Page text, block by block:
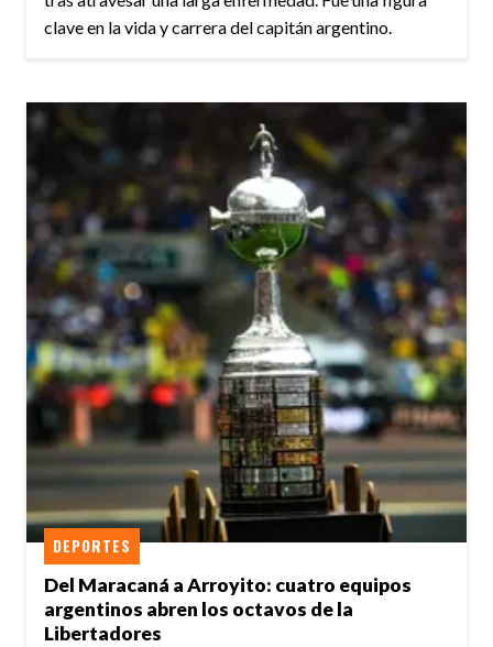
clave en la vida y carrera del capitán argentino.
Del Maracaná a Arroyito: cuatro equipos
argentinos abren los octavos de la
Libertadores
DEPORTES